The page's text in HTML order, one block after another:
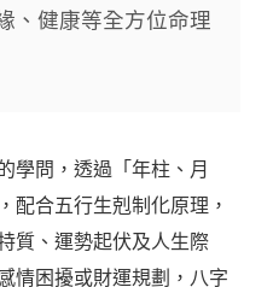
、健康等全方位命理
學問，透過「年柱、月
配合五行生剋制化原理，
質、運勢起伏及人生際
情困擾或財運規劃，八字